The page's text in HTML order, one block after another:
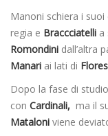
Manoni schiera i
regia e Braccciatelli a
Romondini dall’altra
Manari ai lati di Flores
Dopo la fase di
con Cardinali, ma il
Mataloni viene